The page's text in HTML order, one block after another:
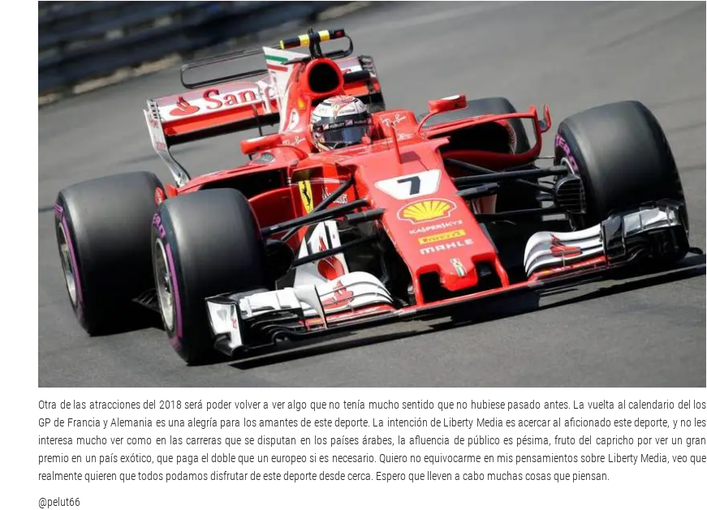
Otra de las atracciones del 2018 será poder volver a ver algo que no tenía mucho sentido que no hubiese pasado antes. La vuelta al calendario del los
GP de Francia y Alemania es una alegría para los amantes de este deporte. La intención de Liberty Media es acercar al aficionado este deporte, y no les
interesa mucho ver como en las carreras que se disputan en los países árabes, la afluencia de público es pésima, fruto del capricho por ver un gran
premio en un país exótico, que paga el doble que un europeo si es necesario. Quiero no equivocarme en mis pensamientos sobre Liberty Media, veo que
realmente quieren que todos podamos disfrutar de este deporte desde cerca. Espero que lleven a cabo muchas cosas que piensan.
@pelut66